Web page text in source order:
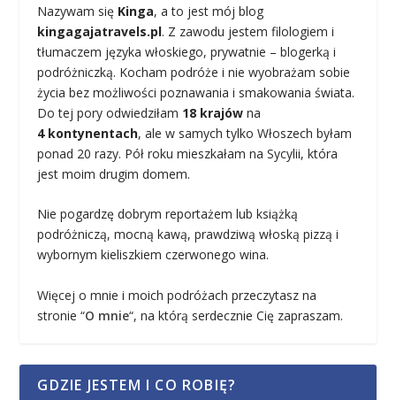
Nazywam się Kinga, a to jest mój blog
kingagajatravels.pl. Z zawodu jestem filologiem i
tłumaczem języka włoskiego, prywatnie – blogerką i
podróżniczką. Kocham podróże i nie wyobrażam sobie
życia bez możliwości poznawania i smakowania świata.
Do tej pory odwiedziłam 18 krajów na
4 kontynentach, ale w samych tylko Włoszech byłam
ponad 20 razy. Pół roku mieszkałam na Sycylii, która
jest moim drugim domem.
Nie pogardzę dobrym reportażem lub książką
podróżniczą, mocną kawą, prawdziwą włoską pizzą i
wybornym kieliszkiem czerwonego wina.
Więcej o mnie i moich podróżach przeczytasz na
stronie “O mnie“, na którą serdecznie Cię zapraszam.
GDZIE JESTEM I CO ROBIĘ?